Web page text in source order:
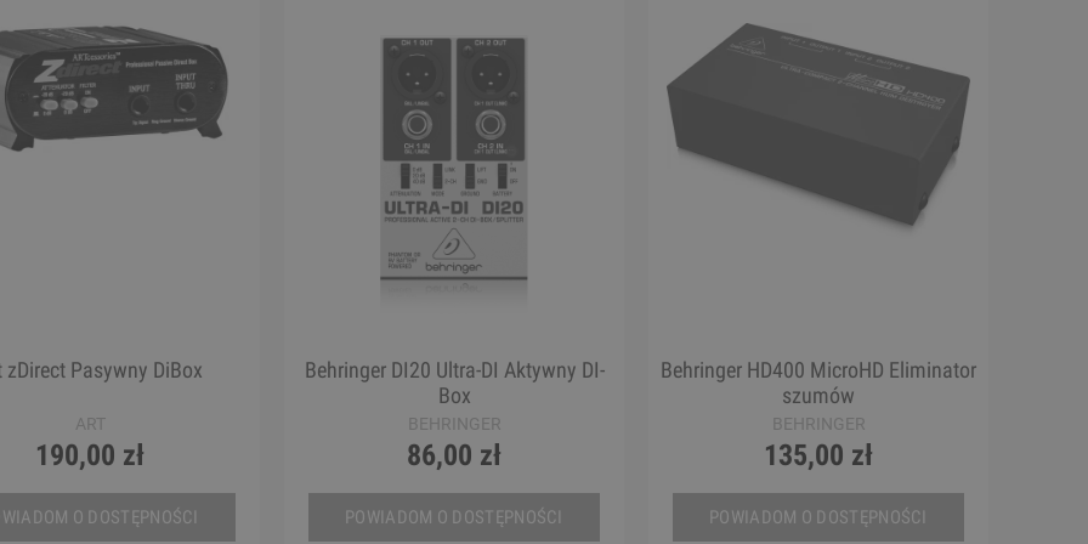
zDirect Pasywny DiBox
ART
190,00 zł
O DOSTĘPNOŚCI
Behringer DI20 Ultra-DI Aktywny DI-
Box
BEHRINGER
86,00 zł
POWIADOM O DOSTĘPNOŚCI
Behringer HD400 MicroHD Eliminator
szumów
BEHRINGER
135,00 zł
POWIADOM O DOSTĘPNOŚCI